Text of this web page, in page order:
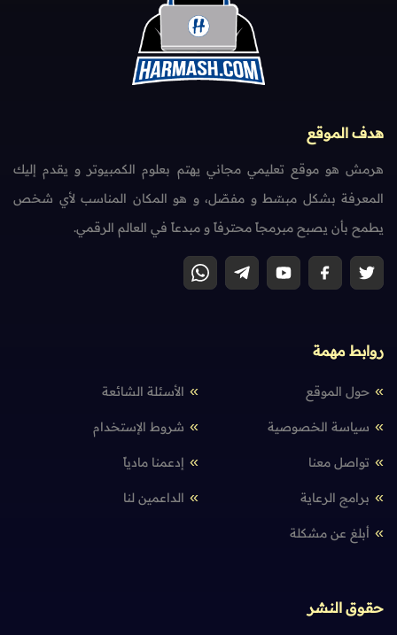
هدف الموقع
هرمش هو موقع تعليمي مجاني يهتم بعلوم الكمبيوتر و يقدم إليك
المعرفة بشكل مبسّط و مفصّل، و هو المكان المناسب لأي شخص
يطمح بأن يصبح مبرمجاً محترفاً و مبدعاً في العالم الرقمي.
روابط مهمة
حول الموقع الأسئلة الشائعة
سياسة الخصوصية شروط الإستخدام
تواصل معنا إدعمنا مادياً
برامج الرعاية الداعمين لنا
أبلغ عن مشكلة
حقوق النشر